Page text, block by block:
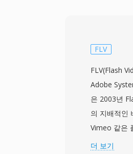
용 가능한 대
권 정보의
크 전달을
발했습니다.
며, 경쟁 방
시청 가능
술에 의해 대
FLV
FLV(Flash
Adobe
은 2003년
의 지배적인
Vimeo 같은
Sorenson
더 보기